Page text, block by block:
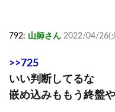
792: 山師さん 2022/04/26(
>>725
いい判断してるな
嵌め込みももう終盤や